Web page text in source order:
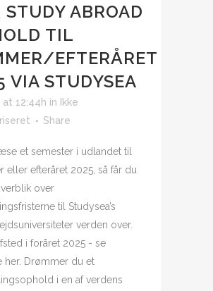
STUDY ABROAD
TIL
EFTERÅRET
VIA STUDYSEA
12:44h in
Ikke
Share
et semester i udlandet til
eller efteråret 2025, så får du
over
til Studysea’s
verden over.
i foråret 2025 - se
her. Drømmer du et
i en af verdens